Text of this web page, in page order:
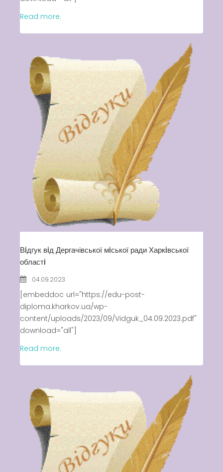
Read more.
Вiдгук вiд Дергачівської мiської ради Харкiвської
областi
04.09.2023
[embeddoc url="https://edu-post-
diploma.kharkov.ua/wp-
content/uploads/2023/09/Vidguk_04.09.2023.pdf"
download="all"]
Read more.